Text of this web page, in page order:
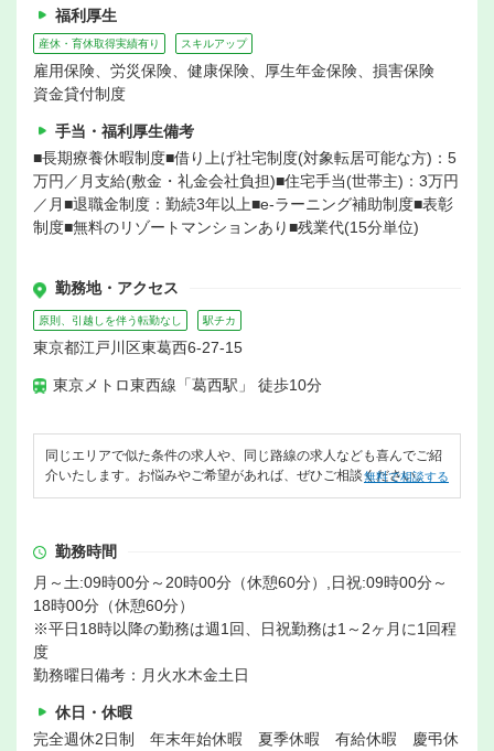
福利厚生
産休・育休取得実績有り スキルアップ
雇用保険、労災保険、健康保険、厚生年金保険、損害保険
資金貸付制度
手当・福利厚生備考
■長期療養休暇制度■借り上げ社宅制度(対象転居可能な方)：5
万円／月支給(敷金・礼金会社負担)■住宅手当(世帯主)：3万円
／月■退職金制度：勤続3年以上■e-ラーニング補助制度■表彰
制度■無料のリゾートマンションあり■残業代(15分単位)
勤務地・アクセス
原則、引越しを伴う転勤なし 駅チカ
東京都江戸川区東葛西6-27-15
東京メトロ東西線「葛西駅」 徒歩10分
同じエリアで似た条件の求人や、同じ路線の求人なども喜んでご紹
介いたします。お悩みやご希望があれば、ぜひご相談ください。
無料で相談する
勤務時間
月～土:09時00分～20時00分（休憩60分）,日祝:09時00分～
18時00分（休憩60分）
※平日18時以降の勤務は週1回、日祝勤務は1～2ヶ月に1回程
度
勤務曜日備考：月火水木金土日
休日・休暇
完全週休2日制 年末年始休暇 夏季休暇 有給休暇 慶弔休